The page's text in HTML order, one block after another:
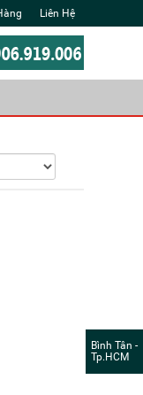
Liên Hệ
Bình Tân -
Tp.HCM